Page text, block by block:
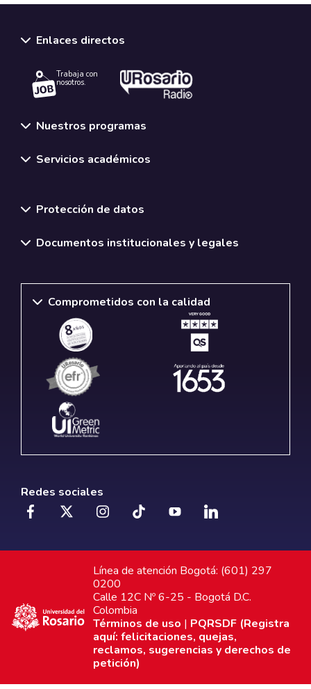
Enlaces directos
Trabaja con
nosotros.
Nuestros programas
Servicios académicos
Protección de datos
Documentos institucionales y legales
Comprometidos con la calidad
Redes sociales
Línea de atención Bogotá: (601) 297
0200
Calle 12C Nº 6-25 - Bogotá D.C.
Colombia
Términos de uso | PQRSDF (Registra
aquí: felicitaciones, quejas,
reclamos, sugerencias y derechos de
petición)